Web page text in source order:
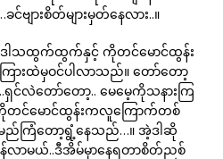
င်ဗျားစိတ်များမှတ်နေလား..။
ေါသထွက်ထွက်နှင့် ကိုတင်မောင်ထွန်း
ားထဲမှဝင်ပါလာသည်။ တော်တော့
င်လဲတော်တော့.. မေမေ့ကိုသနားကြ
တင်မောင်ထွန်းကလူကြောက်တစ်
ကြံတော့ရွံ့နေသည်…။ အဲ့ဒါဆို
န်လာမယ်..ဒီအိမ်မှာနေရတာစိတ်ညစ်